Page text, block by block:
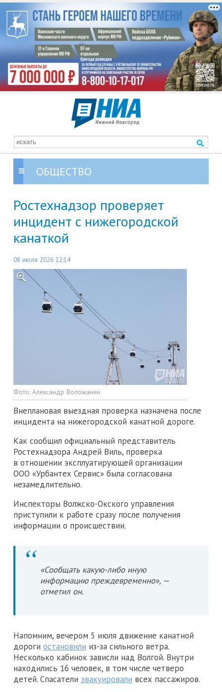
ОБЩЕСТВО
Ростехнадзор проверяет
инцидент с нижегородской
канаткой
08 июля 2026 12:14
Фото: Александр Воложанин
Внеплановая выездная проверка назначена после
инцидента на нижегородской канатной дороге.
Как сообщил официальный представитель
Ростехнадзора Андрей Виль, проверка
в отношении эксплуатирующей организации
ООО «Урбантех Сервис» была согласована
незамедлительно.
Инспекторы Волжско-Окского управления
приступили к работе сразу после получения
информации о происшествии.
«Сообщать какую-либо иную
информацию преждевременно», —
отметил он.
Напомним, вечером 5 июля движение канатной
дороги остановили из-за сильного ветра.
Несколько кабинок зависли над Волгой. Внутри
находились 16 человек, в том числе четверо
детей. Спасатели эвакуировали всех пассажиров.